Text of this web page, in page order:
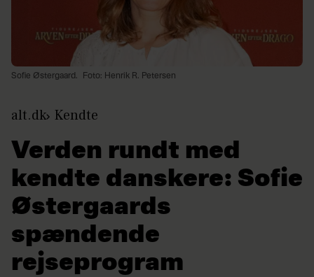
Sofie Østergaard. Foto: Henrik R. Petersen
alt.dk Kendte
Verden rundt med
kendte danskere: Sofie
Østergaards
spændende
rejseprogram